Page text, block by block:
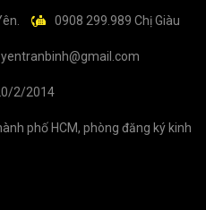
0908 299.989 Chị Giàu
yentranbinh@gmail.com
2/2014
phố HCM, phòng đăng ký kinh